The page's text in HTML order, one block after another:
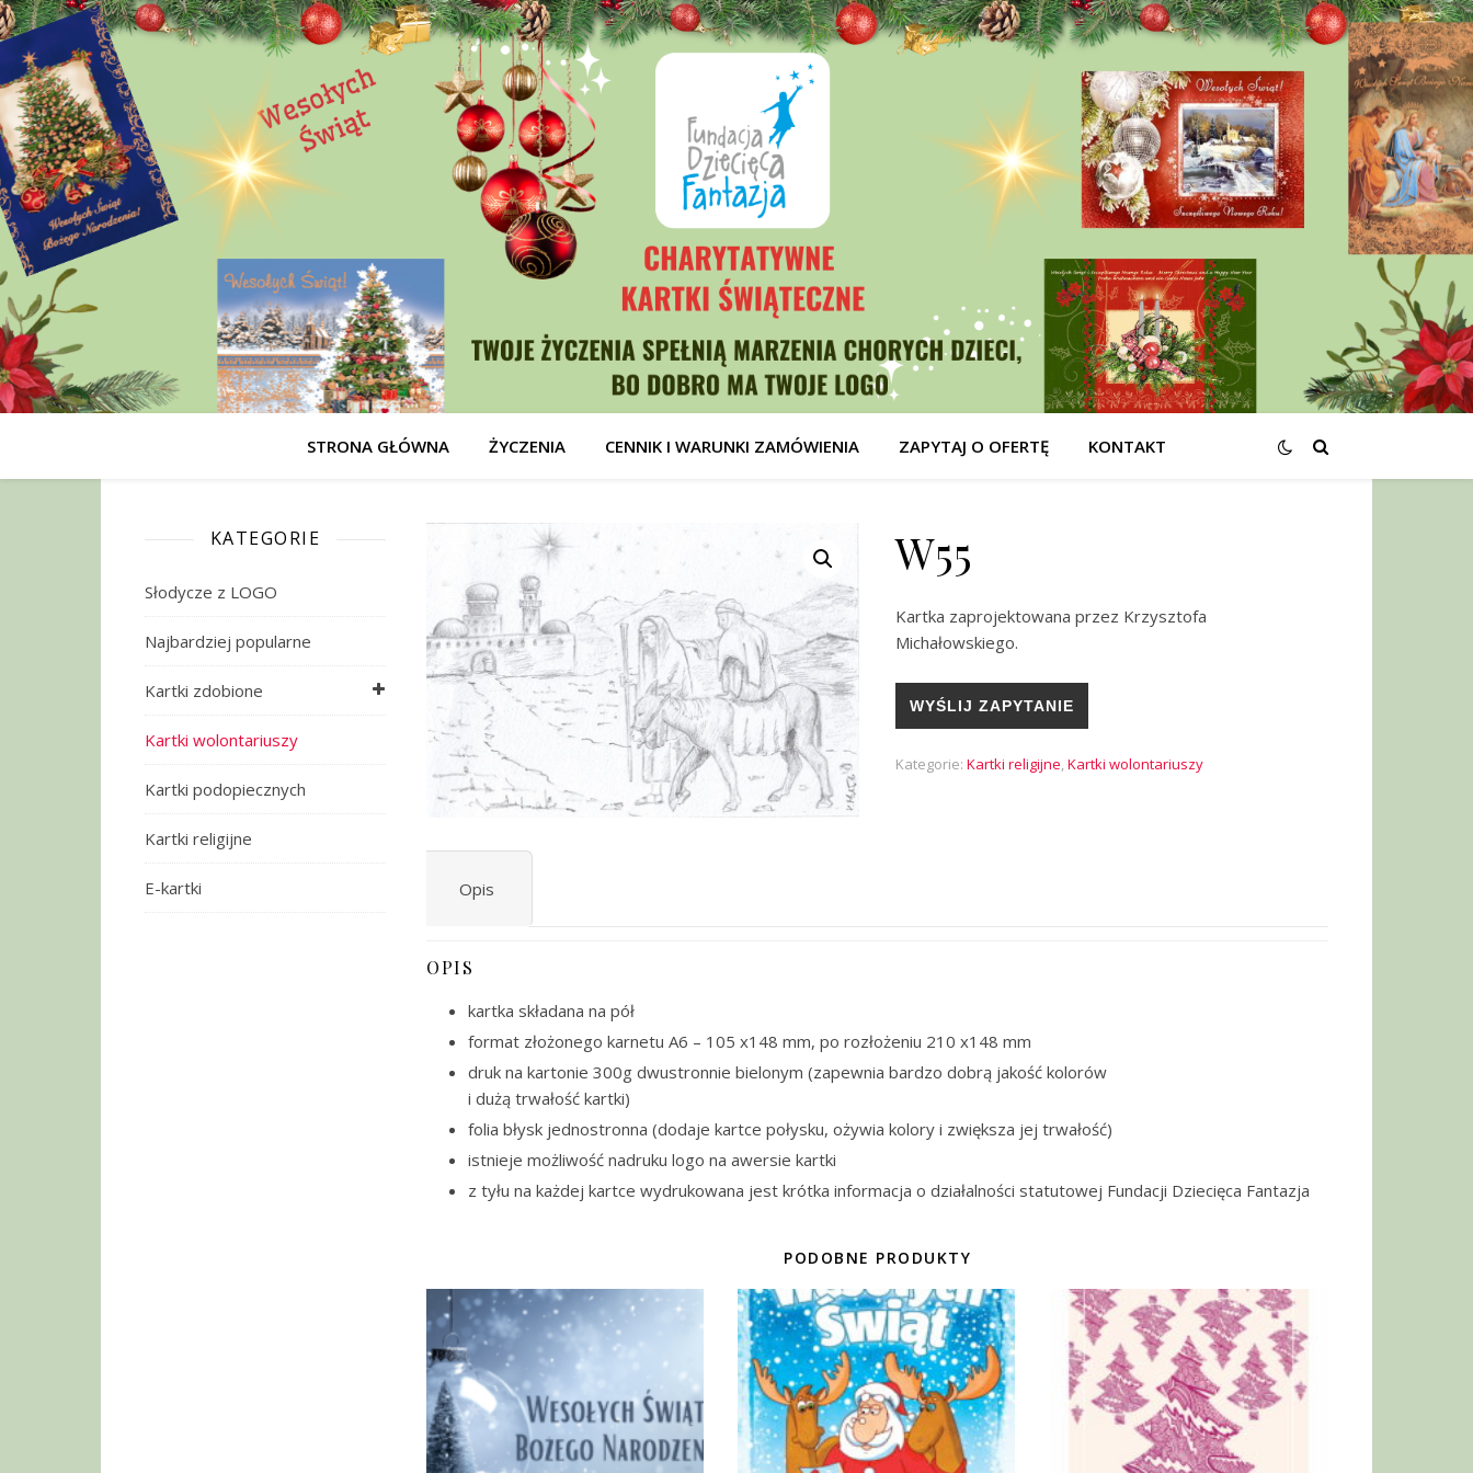
STRONA GŁÓWNA ŻYCZENIA CENNIK I WARUNKI ZAMÓWIENIA ZAPYTAJ O OFERTĘ KONTAKT
KATEGORIE
Słodycze z LOGO
Najbardziej popularne
Kartki zdobione
Kartki wolontariuszy
Kartki podopiecznych
Kartki religijne
E-kartki
W55
Kartka zaprojektowana przez Krzysztofa
Michałowskiego.
WYŚLIJ ZAPYTANIE
Kategorie: Kartki religijne,Kartki wolontariuszy
Opis
OPIS
kartka składana na pół
format złożonego karnetu A6 – 105 x148 mm, po rozłożeniu 210 x148 mm
druk na kartonie 300g dwustronnie bielonym (zapewnia bardzo dobrą jakość kolorów
i dużą trwałość kartki)
folia błysk jednostronna (dodaje kartce połysku, ożywia kolory i zwiększa jej trwałość)
istnieje możliwość nadruku logo na awersie kartki
z tyłu na każdej kartce wydrukowana jest krótka informacja o działalności statutowej Fundacji Dziecięca Fantazja
PODOBNE PRODUKTY